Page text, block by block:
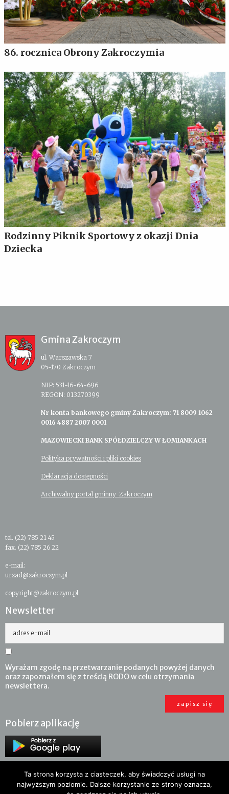
86. rocznica Obrony Zakroczymia
Rodzinny Piknik Sportowy z okazji Dnia
Dziecka
Gmina Zakroczym
ul. Warszawska 7
05-170 Zakroczym
NIP: 531-16-64-696
REGON: 013270399
Nr konta bankowego gminy Zakroczym: 71 8009 1062
0016 4887 2007 0001
MAZOWIECKI BANK SPÓŁDZIELCZY W ŁOMIANKACH
Polityka prywatności i pliki cookies
Deklaracja dostępności
Archiwalny portal gminny Zakroczym
tel. (22) 785 21 45
fax. (22) 785 26 22
e-mail:
urzad@zakroczym.pl
copyright@zakroczym.pl
Newsletter
adres e-mail
Wyrażam zgodę na przetwarzanie podanych powyżej danych
oraz zapoznałem się z treścią RODO w celu otrzymania
newslettera.
Pobierz aplikację
Ta strona korzysta z ciasteczek, aby świadczyć usługi na
najwyższym poziomie. Dalsze korzystanie ze strony oznacza,